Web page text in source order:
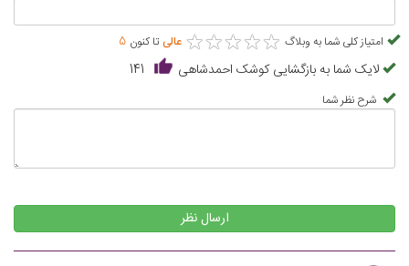
امتیاز کلی شما به وبلاگ ★★★★★
★★★★★ عالی تا کنون 5
لایک شما به بازگشایی کوشک احمدشاهی 141
شرح نظر شما
ارسال نظر